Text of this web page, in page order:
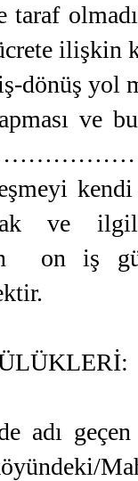
taraf
ilişkin
dönüş
ve
ve
on iş
geçen